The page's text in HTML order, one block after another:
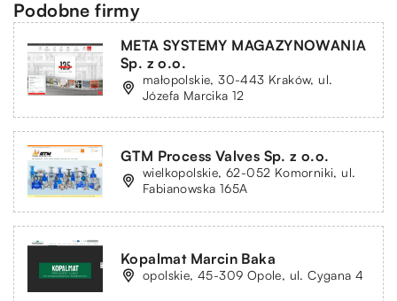
Podobne firmy
META SYSTEMY MAGAZYNOWANIA
Sp. z o.o.
małopolskie, 30-443 Kraków, ul.
Józefa Marcika 12
GTM Process Valves Sp. z o.o.
wielkopolskie, 62-052 Komorniki, ul.
Fabianowska 165A
Kopalmat Marcin Baka
opolskie, 45-309 Opole, ul. Cygana 4